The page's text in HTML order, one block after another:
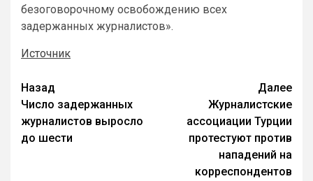
безоговорочному освобождению всех
задержанных журналистов».
Источник
Назад
Число задержанных
журналистов выросло
до шести
Далее
Журналистские
ассоциации Турции
протестуют против
нападений на
корреспондентов